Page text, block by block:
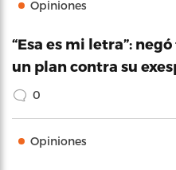
Opiniones
“Esa es mi letra”:
un plan contra su
0
Opiniones